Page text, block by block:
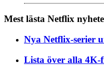
Mest lästa Netflix
Nya Netflix-serier
Lista över alla 4K-